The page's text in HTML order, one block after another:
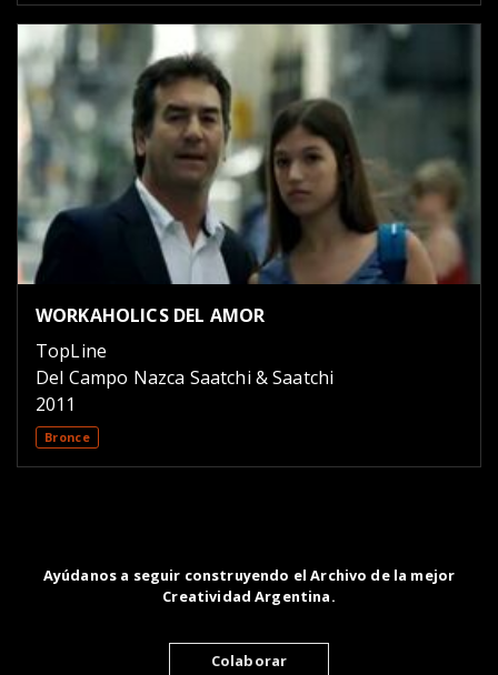
WORKAHOLICS DEL AMOR
TopLine
Del Campo Nazca Saatchi & Saatchi
2011
Bronce
Ayúdanos a seguir construyendo el Archivo de la mejor
Creatividad Argentina.
Colaborar